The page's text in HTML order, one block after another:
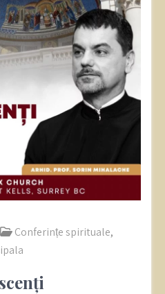
Conferințe spirituale,